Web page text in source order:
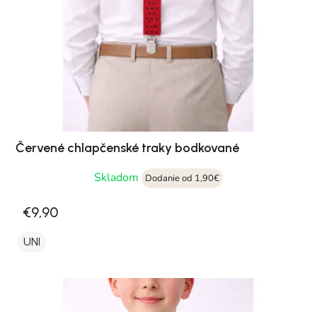
Červené chlapčenské traky bodkované
Skladom
Dodanie od 1,90€
€9,90
UNI